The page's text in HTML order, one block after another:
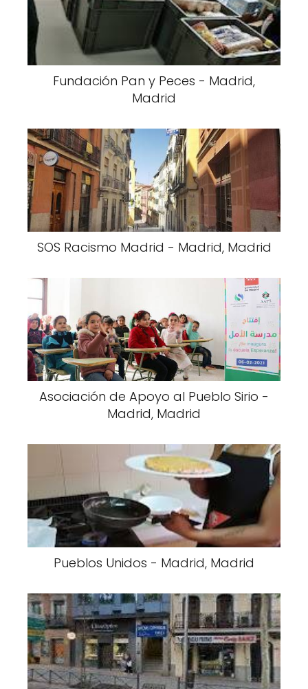
Fundación Pan y Peces - Madrid,
Madrid
SOS Racismo Madrid - Madrid, Madrid
Asociación de Apoyo al Pueblo Sirio -
Madrid, Madrid
Pueblos Unidos - Madrid, Madrid